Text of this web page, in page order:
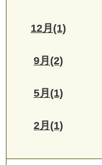
12月(1)
9月(2)
5月(1)
2月(1)